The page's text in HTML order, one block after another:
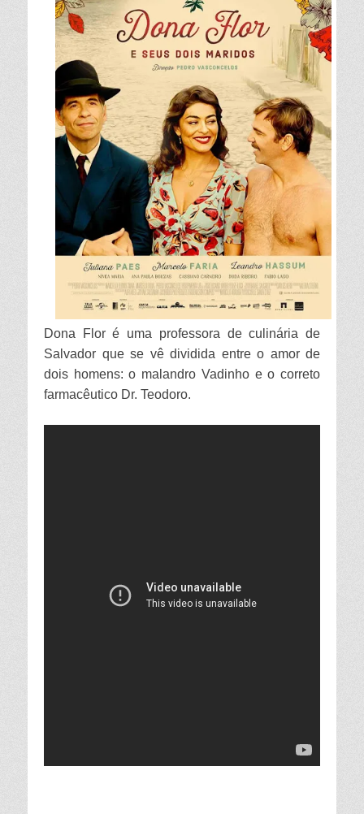
Dona Flor é uma professora de culinária de
Salvador que se vê dividida entre o amor de
dois homens: o malandro Vadinho e o correto
farmacêutico Dr. Teodoro.